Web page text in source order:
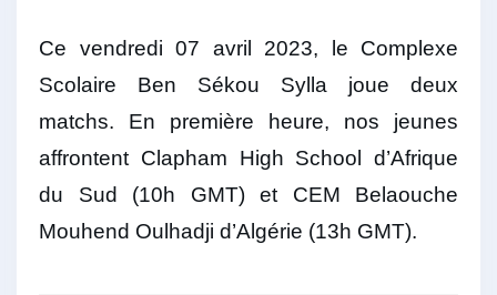
Ce vendredi 07 avril 2023, le Complexe
Scolaire Ben Sékou Sylla joue deux
matchs. En première heure, nos jeunes
affrontent Clapham High School d’Afrique
du Sud (10h GMT) et CEM Belaouche
Mouhend Oulhadji d’Algérie (13h GMT).